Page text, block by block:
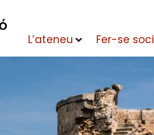
L’ateneu Fer-se soci